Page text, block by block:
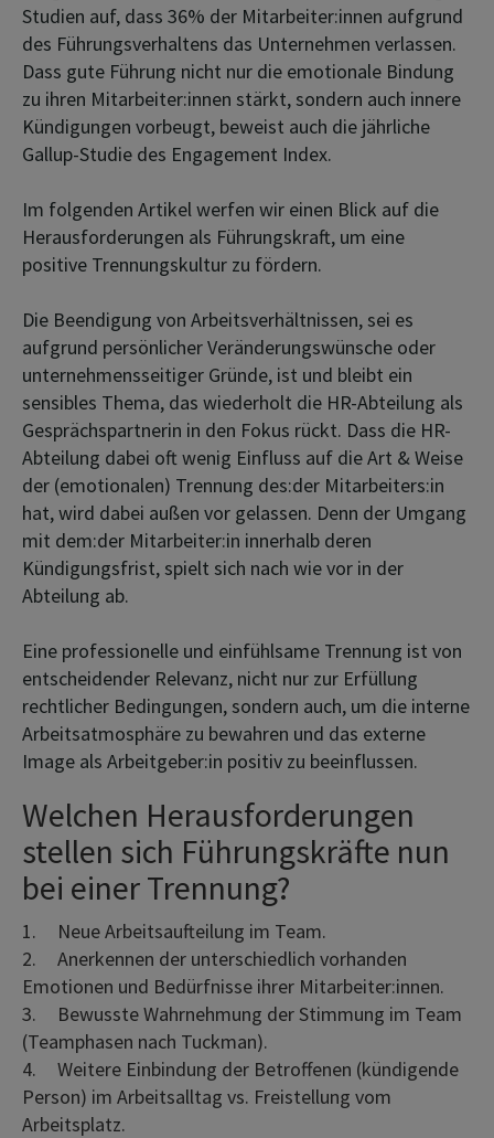
Studien auf, dass 36% der Mitarbeiter:innen aufgrund
des Führungsverhaltens das Unternehmen verlassen.
Dass gute Führung nicht nur die emotionale Bindung
zu ihren Mitarbeiter:innen stärkt, sondern auch innere
Kündigungen vorbeugt, beweist auch die jährliche
Gallup-Studie des Engagement Index.
Im folgenden Artikel werfen wir einen Blick auf die
Herausforderungen als Führungskraft, um eine
positive Trennungskultur zu fördern.
Die Beendigung von Arbeitsverhältnissen, sei es
aufgrund persönlicher Veränderungswünsche oder
unternehmensseitiger Gründe, ist und bleibt ein
sensibles Thema, das wiederholt die HR-Abteilung als
Gesprächspartnerin in den Fokus rückt. Dass die HR-
Abteilung dabei oft wenig Einfluss auf die Art & Weise
der (emotionalen) Trennung des:der Mitarbeiters:in
hat, wird dabei außen vor gelassen. Denn der Umgang
mit dem:der Mitarbeiter:in innerhalb deren
Kündigungsfrist, spielt sich nach wie vor in der
Abteilung ab.
Eine professionelle und einfühlsame Trennung ist von
entscheidender Relevanz, nicht nur zur Erfüllung
rechtlicher Bedingungen, sondern auch, um die interne
Arbeitsatmosphäre zu bewahren und das externe
Image als Arbeitgeber:in positiv zu beeinflussen.
Welchen Herausforderungen
stellen sich Führungskräfte nun
bei einer Trennung?
1.
Neue Arbeitsaufteilung im Team.
2.
Anerkennen der unterschiedlich vorhanden
Emotionen und Bedürfnisse ihrer Mitarbeiter:innen.
3.
Bewusste Wahrnehmung der Stimmung im Team
(Teamphasen nach Tuckman).
4.
Weitere Einbindung der Betroffenen (kündigende
Person) im Arbeitsalltag vs. Freistellung vom
Arbeitsplatz.